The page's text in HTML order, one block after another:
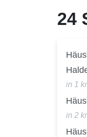
24
in 1
in 2